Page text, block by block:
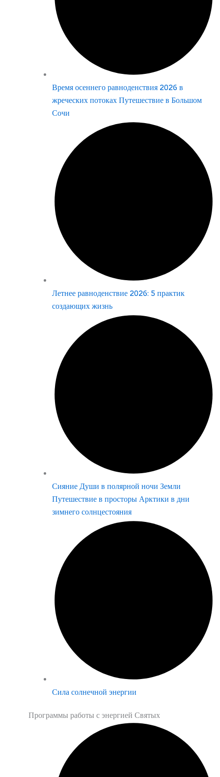
Время осеннего равноденствия 2026 в
жреческих потоках Путешествие в Большом
Сочи
Летнее равноденствие 2026: 5 практик
создающих жизнь
Сияние Души в полярной ночи Земли
Путешествие в просторы Арктики в дни
зимнего солнцестояния
Сила солнечной энергии
Программы работы с энергией Святых